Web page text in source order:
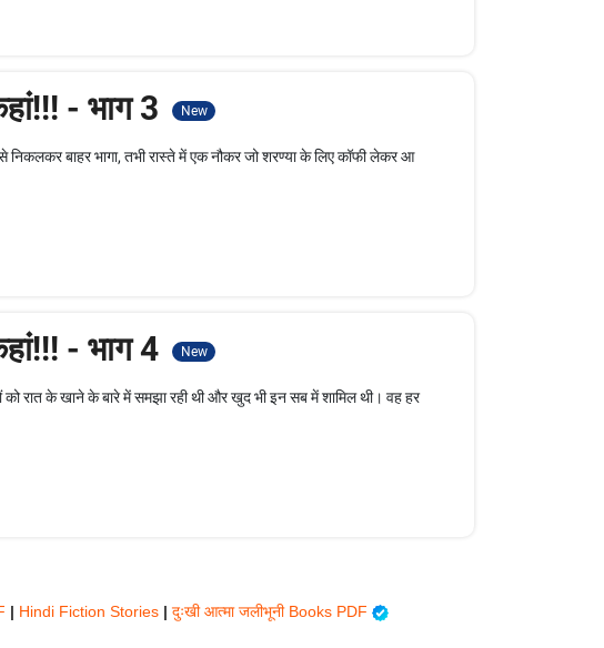
- भाग 3 New
निकलकर बाहर भागा, तभी रास्ते में एक नौकर जो शरण्या के लिए कॉफी लेकर आ
- भाग 4 New
को रात के खाने के बारे में समझा रही थी और खुद भी इन सब में शामिल थी। वह हर
| Hindi Fiction Stories | दुःखी आत्मा जलीभूनी Books PDF